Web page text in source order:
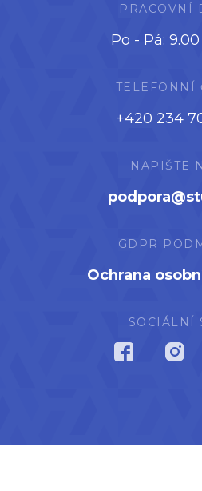
PRACOVNÍ
Po - Pá: 9.00
TELEFONNÍ
+420 234
NAPIŠTE
GDPR
Ochrana
SOCIÁLNÍ